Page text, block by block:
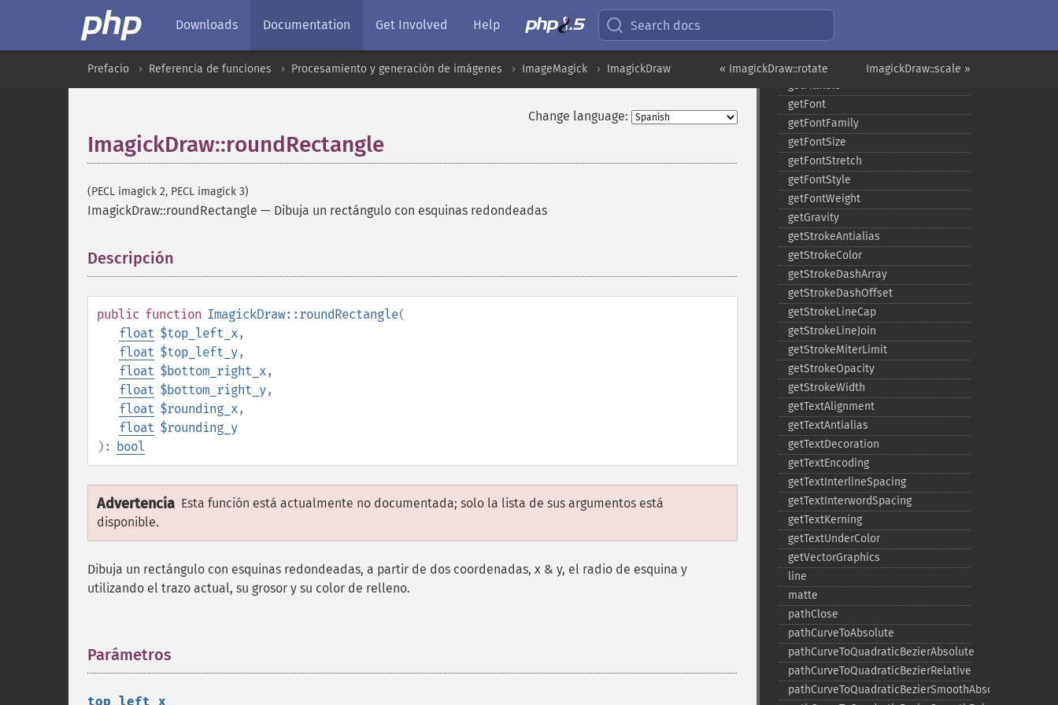
Downloads Documentation Get Involved Help Search docs
ImagickDraw::scale »
« ImagickDraw::rotate
Prefacio Referencia de funciones Procesamiento y generación de imágenes ImageMagick ImagickDraw
Change language:
ImagickDraw::roundRectangle
(PECL imagick 2, PECL imagick 3)
ImagickDraw::roundRectangle — Dibuja un rectángulo con esquinas redondeadas
Descripción
public function ImagickDraw::roundRectangle(
float $top_left_x,
float $top_left_y,
float $bottom_right_x,
float $bottom_right_y,
float $rounding_x,
float $rounding_y
): bool
Advertencia Esta función está actualmente no documentada; solo la lista de sus argumentos está
disponible.
Dibuja un rectángulo con esquinas redondeadas, a partir de dos coordenadas, x & y, el radio de esquina y
utilizando el trazo actual, su grosor y su color de relleno.
Parámetros
top_left_x
getClipRule
getFillColor
getFillOpacity
getFillRule
getFont
getFontFamily
getFontSize
getFontStretch
getFontStyle
getFontWeight
getGravity
getStrokeAntialias
getStrokeColor
getStrokeDashArray
getStrokeDashOffset
getStrokeLineCap
getStrokeLineJoin
getStrokeMiterLimit
getStrokeOpacity
getStrokeWidth
getTextAlignment
getTextAntialias
getTextDecoration
getTextEncoding
getTextInterlineSpacing
getTextInterwordSpacing
getTextKerning
getTextUnderColor
getVectorGraphics
line
matte
pathClose
pathCurveToAbsolute
pathCurveToQuadraticBezierAbsolute
pathCurveToQuadraticBezierRelative
pathCurveToQuadraticBezierSmoothAbsolute